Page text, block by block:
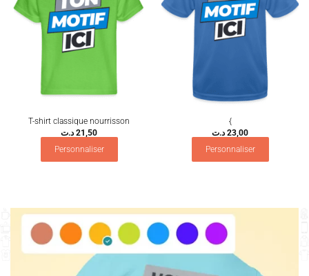
T-shirt classique nourrisson
21,50 د.ت
Personnaliser
{
23,00 د.ت
Personnaliser